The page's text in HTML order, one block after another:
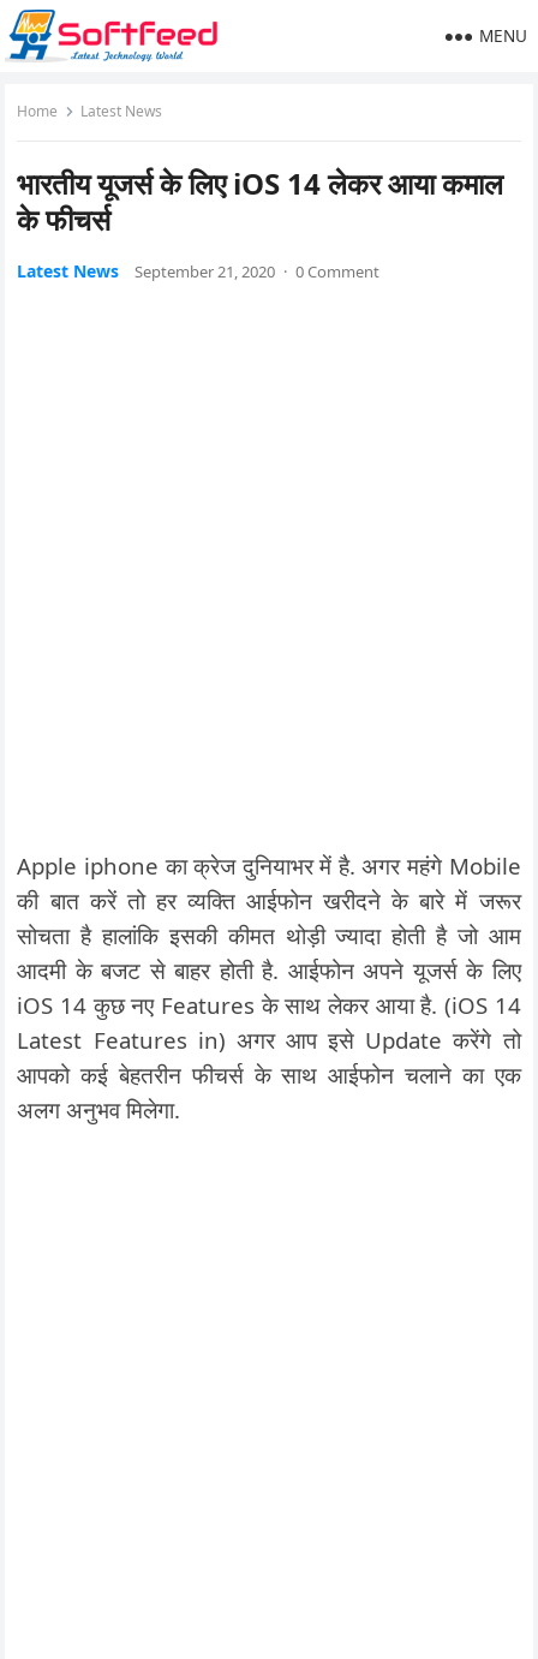
MENU
Home Latest News
भारतीय यूजर्स के लिए iOS 14 लेकर आया कमाल
के फीचर्स
Latest News September 21, 2020 · 0 Comment
Apple iphone का क्रेज दुनियाभर में है. अगर महंगे Mobile
की बात करें तो हर व्यक्ति आईफोन खरीदने के बारे में जरूर
सोचता है हालांकि इसकी कीमत थोड़ी ज्यादा होती है जो आम
आदमी के बजट से बाहर होती है. आईफोन अपने यूजर्स के लिए
iOS 14 कुछ नए Features के साथ लेकर आया है. (iOS 14
Latest Features in) अगर आप इसे Update करेंगे तो
आपको कई बेहतरीन फीचर्स के साथ आईफोन चलाने का एक
अलग अनुभव मिलेगा.